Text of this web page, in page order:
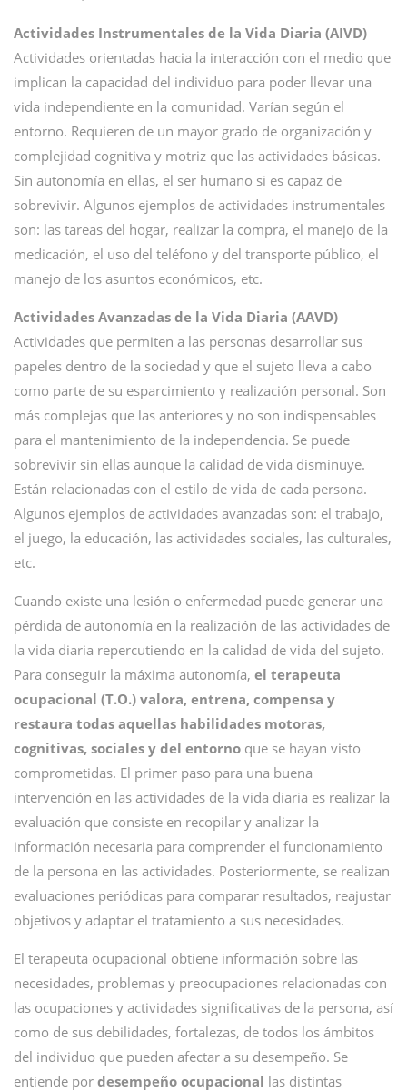
Actividades Instrumentales de la Vida Diaria (AIVD)
Actividades orientadas hacia la interacción con el medio que
implican la capacidad del individuo para poder llevar una
vida independiente en la comunidad. Varían según el
entorno. Requieren de un mayor grado de organización y
complejidad cognitiva y motriz que las actividades básicas.
Sin autonomía en ellas, el ser humano si es capaz de
sobrevivir. Algunos ejemplos de actividades instrumentales
son: las tareas del hogar, realizar la compra, el manejo de la
medicación, el uso del teléfono y del transporte público, el
manejo de los asuntos económicos, etc.
Actividades Avanzadas de la Vida Diaria (AAVD)
Actividades que permiten a las personas desarrollar sus
papeles dentro de la sociedad y que el sujeto lleva a cabo
como parte de su esparcimiento y realización personal. Son
más complejas que las anteriores y no son indispensables
para el mantenimiento de la independencia. Se puede
sobrevivir sin ellas aunque la calidad de vida disminuye.
Están relacionadas con el estilo de vida de cada persona.
Algunos ejemplos de actividades avanzadas son: el trabajo,
el juego, la educación, las actividades sociales, las culturales,
etc.
Cuando existe una lesión o enfermedad puede generar una
pérdida de autonomía en la realización de las actividades de
la vida diaria repercutiendo en la calidad de vida del sujeto.
Para conseguir la máxima autonomía, el terapeuta
ocupacional (T.O.) valora, entrena, compensa y
restaura todas aquellas habilidades motoras,
cognitivas, sociales y del entorno que se hayan visto
comprometidas. El primer paso para una buena
intervención en las actividades de la vida diaria es realizar la
evaluación que consiste en recopilar y analizar la
información necesaria para comprender el funcionamiento
de la persona en las actividades. Posteriormente, se realizan
evaluaciones periódicas para comparar resultados, reajustar
objetivos y adaptar el tratamiento a sus necesidades.
El terapeuta ocupacional obtiene información sobre las
necesidades, problemas y preocupaciones relacionadas con
las ocupaciones y actividades significativas de la persona, así
como de sus debilidades, fortalezas, de todos los ámbitos
del individuo que pueden afectar a su desempeño. Se
entiende por desempeño ocupacional las distintas